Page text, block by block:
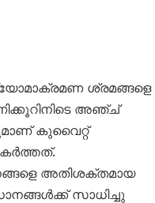
ശ്രമങ്ങളെ
അഞ്ച്
കുവൈറ്റ്
അതിശക്തമായ
സാധിച്ചു